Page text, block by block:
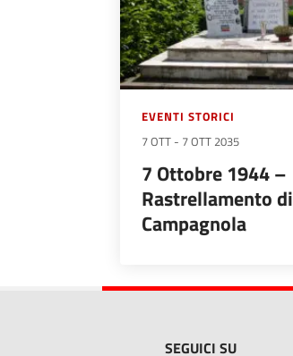
EVENTI STORICI
7 OTT - 7 OTT 2035
7 Ottobre 1944 –
Rastrellamento di
Campagnola
SEGUICI SU